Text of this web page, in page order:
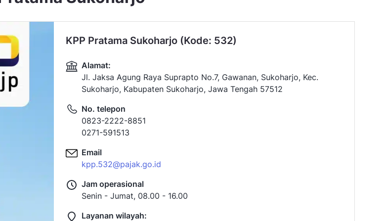
KPP Pratama Sukoharjo (Kode: 532)
Alamat:
Jl. Jaksa Agung Raya Suprapto No.7, Gawanan, Sukoharjo, Kec.
Sukoharjo, Kabupaten Sukoharjo, Jawa Tengah 57512
No. telepon
0823-2222-8851
0271-591513
Email
kpp.532@pajak.go.id
Jam operasional
Senin - Jumat, 08.00 - 16.00
Layanan wilayah: